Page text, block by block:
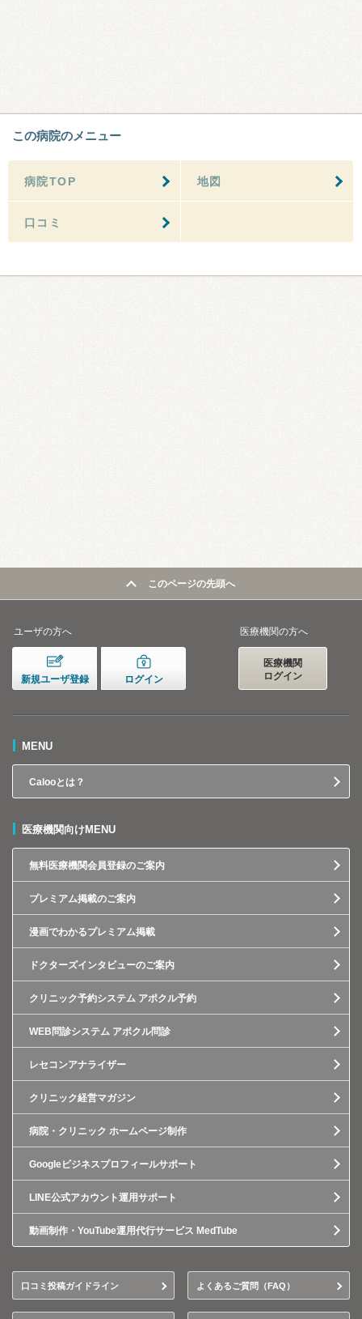
この病院のメニュー
病院TOP 地図
口コミ
このページの先頭へ
ユーザの方へ
新規ユーザ登録 ログイン
医療機関の方へ
医療機関
ログイン
MENU
Calooとは？
医療機関向けMENU
無料医療機関会員登録のご案内
プレミアム掲載のご案内
漫画でわかるプレミアム掲載
ドクターズインタビューのご案内
クリニック予約システム アポクル予約
WEB問診システム アポクル問診
レセコンアナライザー
クリニック経営マガジン
病院・クリニック ホームページ制作
Googleビジネスプロフィールサポート
LINE公式アカウント運用サポート
動画制作・YouTube運用代行サービス MedTube
口コミ投稿ガイドライン よくあるご質問（FAQ）